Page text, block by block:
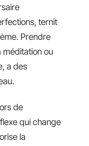
ternit
Prendre
méditation ou
a des
de
qui change
la